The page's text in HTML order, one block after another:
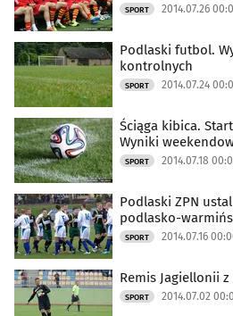
SPORT 2014.07.26
Podlaski futbol.
kontrolnych
SPORT 2014.07.24
Ściąga kibica.
Wyniki
SPORT 2014.07.18
Podlaski ZPN
podlasko-
SPORT 2014.07.16
Remis Jagiellonii
SPORT 2014.07.02